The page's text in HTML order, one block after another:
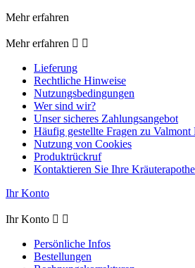
Mehr erfahren
Mehr erfahren  
Lieferung
Rechtliche Hinweise
Nutzungsbedingungen
Wer sind wir?
Unser sicheres Zahlungsangebot
Häufig gestellte Fragen zu Valmont
Nutzung von Cookies
Produktrückruf
Kontaktieren Sie Ihre
Ihr Konto
Ihr Konto  
Persönliche Infos
Bestellungen